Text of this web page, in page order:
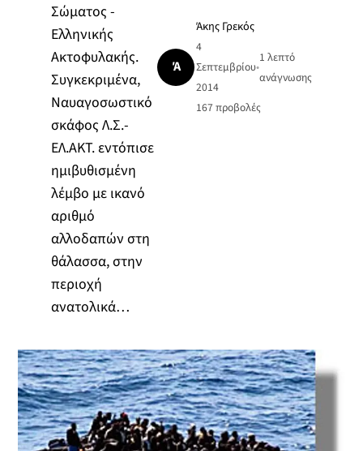
Σώματος -
Ελληνικής
Ακτοφυλακής.
Συγκεκριμένα,
Ναυαγοσωστικό
σκάφος Λ.Σ.-
ΕΛ.ΑΚΤ. εντόπισε
ημιβυθισμένη
λέμβο με ικανό
αριθμό
αλλοδαπών στη
θάλασσα, στην
περιοχή
ανατολικά…
Ά
Άκης Γρεκός
4
Σεπτεμβρίου
2014
•
1 λεπτό
ανάγνωσης
167 προβολές